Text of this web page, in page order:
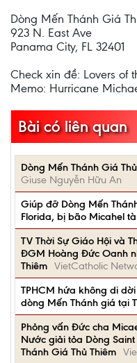
Dòng Mến Thánh Giá
923 N. East Ave
Panama City, FL 32401
Check xin đề: Lovers of
Memo: Hurricane
Bài có liên quan
Dòng Mến Thánh Giá
Giuse Nguyễn Hữu An
Giúp đỡ Dòng Mến
Florida, bị bão Micahel
TV Thời Sự Giáo Hội và
ĐGM Hoàng Đức Oanh
Thiêm VietCatholic
TPHCM hứa không di
dòng Mến Thánh giá tại
Phỏng vấn Đức cha
Nước giải tỏa Dòng
Thánh Giá Thủ Thiêm